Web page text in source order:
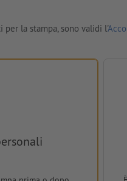
la stampa, sono validi l'